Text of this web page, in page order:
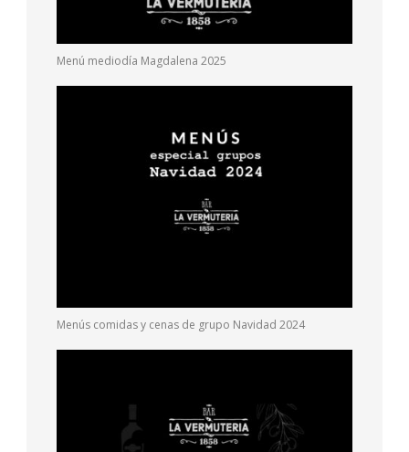
Menú mediodía Magdalena 2025
Menús comidas y cenas de grupo Navidad 2024